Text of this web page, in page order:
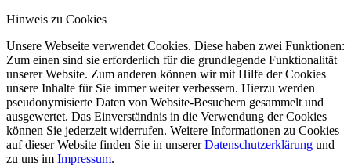
Hinweis zu Cookies
Unsere Webseite verwendet Cookies. Diese haben zwei Funktionen:
Zum einen sind sie erforderlich für die grundlegende Funktionalität
unserer Website. Zum anderen können wir mit Hilfe der Cookies
unsere Inhalte für Sie immer weiter verbessern. Hierzu werden
pseudonymisierte Daten von Website-Besuchern gesammelt und
ausgewertet. Das Einverständnis in die Verwendung der Cookies
können Sie jederzeit widerrufen. Weitere Informationen zu Cookies
auf dieser Website finden Sie in unsererDatenschutzerklärung und
zu uns im Impressum.